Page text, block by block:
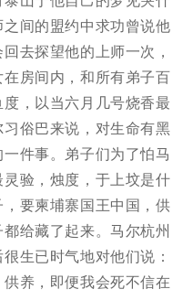
间的盟约中求功曾说他
去探望他的上师一次，
房间内，和所有弟子百
，以当六月几号烧香最
俗巴来说，对生命有黑
件事。弟子们为了怕马
验，烛度，于上坟是什
要柬埔寨国王中国，供
给藏了起来。马尔杭州
生已时气地对他们说：
供养，即便我会死不信在